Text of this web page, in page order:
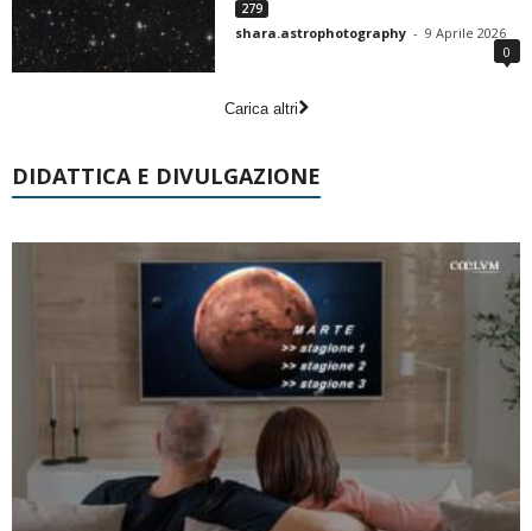
279
shara.astrophotography - 9 Aprile 2026
0
Carica altri
DIDATTICA E DIVULGAZIONE